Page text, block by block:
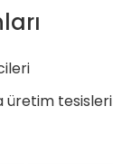
üretim tesisleri